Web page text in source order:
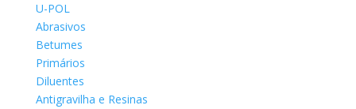
U-POL
Abrasivos
Betumes
Primários
Diluentes
Antigravilha e Resinas